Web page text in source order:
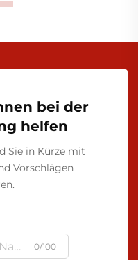
bei der
helfen
Sie in Kürze mit
Vorschlägen
0/100